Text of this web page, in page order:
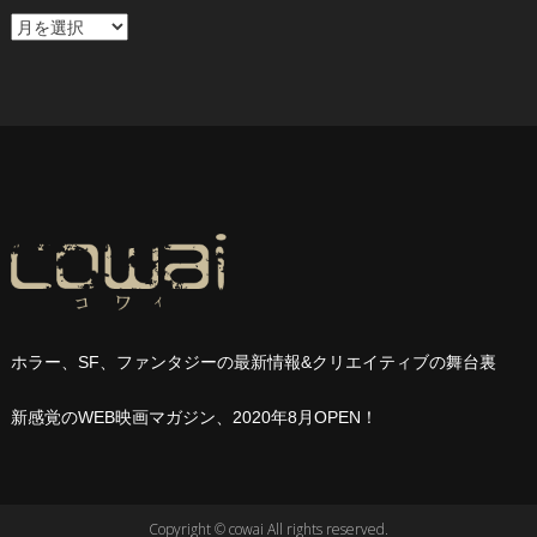
ア
ホラー、SF、ファンタジーの最新情報&クリエイティブの舞台裏
新感覚のWEB映画マガジン、2020年8月OPEN ！
Copyright © cowai All rights reserved.